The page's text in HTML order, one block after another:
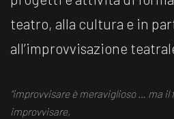
teatro, alla cultura e in
all’improvvisazione
“improvvisare è meraviglioso … ma il
improvvisare,